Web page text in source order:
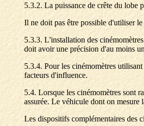
5.3.2. La puissance de crête du lobe
Il ne doit pas être possible d'utiliser
5.3.3. L'installation des
doit avoir une précision d'au moins
5.3.4. Pour les cinémomètres
facteurs d'influence.
5.4. Lorsque les cinémomètres sont
assurée. Le véhicule dont on mesure
Les dispositifs complémentaires des